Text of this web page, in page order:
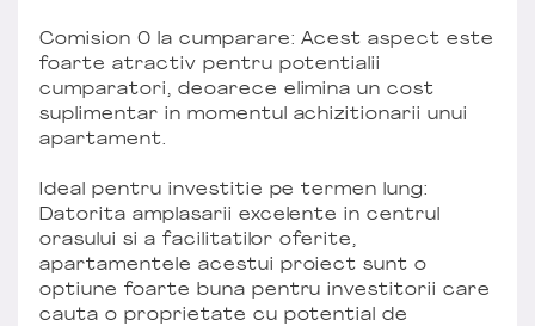
Comision 0 la cumparare: Acest aspect este
foarte atractiv pentru potentialii
cumparatori, deoarece elimina un cost
suplimentar in momentul achizitionarii unui
apartament.
Ideal pentru investitie pe termen lung:
Datorita amplasarii excelente in centrul
orasului si a facilitatilor oferite,
apartamentele acestui proiect sunt o
optiune foarte buna pentru investitorii care
cauta o proprietate cu potential de